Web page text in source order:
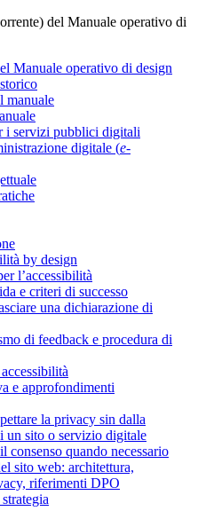
del Manuale operativo di
Manuale operativo di design
manuale
i servizi pubblici digitali
digitale (e-
by design
l’accessibilità
e criteri di successo
una dichiarazione di
di feedback e procedura di
e approfondimenti
la privacy sin dalla
un sito o servizio digitale
consenso quando necessario
sito web: architettura,
riferimenti DPO